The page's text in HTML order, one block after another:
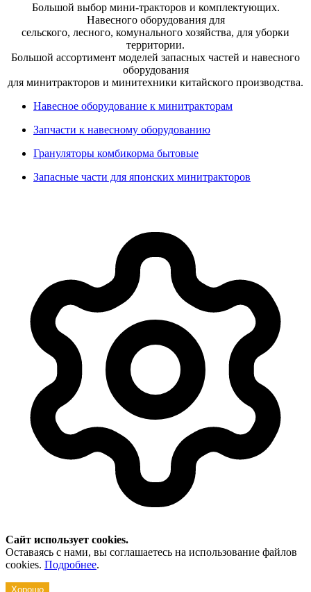
Большой выбор мини-тракторов и комплектующих.
Навесного оборудования для
сельского, лесного, комунального хозяйства, для уборки
территории.
Большой ассортимент моделей запасных частей и навесного
оборудования
для минитракторов и минитехники китайского производства.
Навесное оборудование к минитракторам
Запчасти к навесному оборудованию
Грануляторы комбикорма бытовые
Запасные части для японских минитракторов
Сайт использует cookies.
Оставаясь с нами, вы соглашаетесь на использование файлов
cookies. Подробнее.
Хорошо